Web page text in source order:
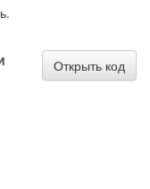
Открыть код